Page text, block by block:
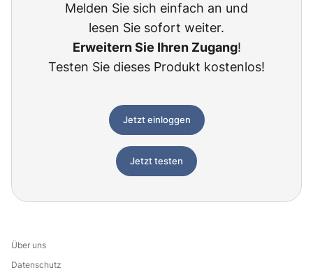
Melden Sie sich einfach an und
lesen Sie sofort weiter.
Erweitern Sie Ihren Zugang!
Testen Sie dieses Produkt kostenlos!
Jetzt einloggen
Jetzt testen
Über uns
Datenschutz